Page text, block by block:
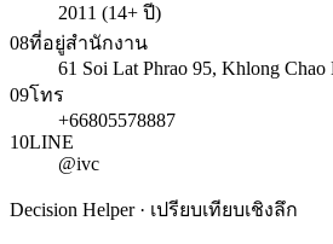
2011 (14+ ปี)
08ที่อยู่สำนักงาน
61 Soi Lat Phrao 95, Khlong
09โทร
+66805578887
10LINE
@ivc
Decision Helper · เปรียบเทียบเชิงลึก